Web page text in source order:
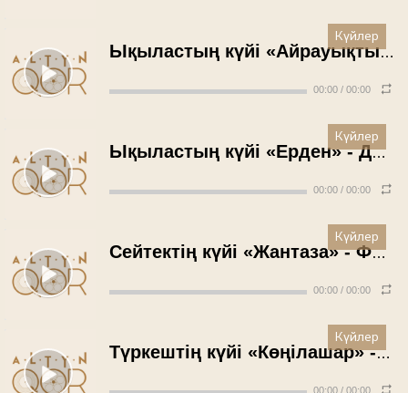
Ықыластың күйі «Айрауықтың ащы күйі» (қобыз) - Дәулет Мықтыбаев (1964 жыл)
00:00 / 00:00
Күйлер
Ықыластың күйі «Ерден» - Дәулет Мықтыбаев (1964 жыл)
00:00 / 00:00
Күйлер
Сейтектің күйі «Жантаза» - Фазыл Сұлтанов (1964 жыл)
00:00 / 00:00
Күйлер
Түркештің күйі «Көңілашар» - Қали Жантілеуов (1964 жыл)
00:00 / 00:00
Күйлер